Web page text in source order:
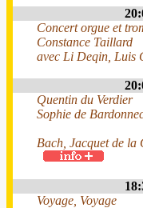
Concert orgue et
Constance Taillard
avec Li Deqin, Luis
Quentin du Verdier
Sophie de
Bach, Jacquet de la
Voyage, Voyage